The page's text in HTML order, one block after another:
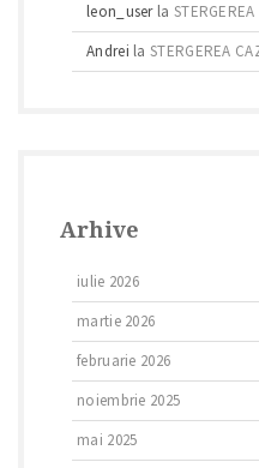
leon_userla
Andrei laSTERGEREA
Arhive
iulie 2026
martie 2026
februarie 2026
noiembrie 2025
mai 2025